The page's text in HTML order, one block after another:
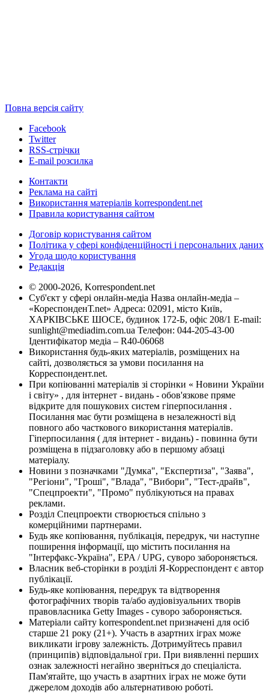
Повна версія сайту
Facebook
Twitter
RSS-стрічки
E-mail розсилка
Контакти
Реклама на сайті
Використання матеріалів korrespondent.net
Правила користування сайтом
Договір користування сайтом
Політика у сфері конфіденційності і персональних даних
Угода щодо користування
Редакція
© 2000-2026, Korrespondent.net
Суб'єкт у сфері онлайн-медіа Назва онлайн-медіа –
«КореспонденТ.net» Адреса: 02091, місто Київ,
ХАРКІВСЬКЕ ШОСЕ, будинок 172-Б, офіс 208/1 E-mail:
sunlight@mediadim.com.ua Телефон: 044-205-43-00
Ідентифікатор медіа – R40-06068
Використання будь-яких матеріалів, розміщених на
сайті, дозволяється за умови посилання на
Корреспондент.net.
При копіюванні матеріалів зі сторінки « Новини України
і світу» , для інтернет - видань - обов'язкове пряме
відкрите для пошукових систем гіперпосилання .
Посилання має бути розміщена в незалежності від
повного або часткового використання матеріалів.
Гіперпосилання ( для інтернет - видань) - повинна бути
розміщена в підзаголовку або в першому абзаці
матеріалу.
Новини з позначками "Думка", "Експертиза", "Заява",
"Регіони", "Гроші", "Влада", "Вибори", "Тест-драйв",
"Спецпроекти", "Промо" публікуються на правах
реклами.
Розділ Спецпроекти створюється спільно з
комерційними партнерами.
Будь яке копіювання, публікація, передрук, чи наступне
поширення інформації, що містить посилання на
"Інтерфакс-Україна", EPA / UPG, суворо забороняється.
Власник веб-сторінки в розділі Я-Корреспондент є автор
публікації.
Будь-яке копіювання, передрук та відтворення
фотографічних творів та/або аудіовізуальних творів
правовласника Getty Images - суворо забороняється.
Матеріали сайту korrespondent.net призначені для осіб
старше 21 року (21+). Участь в азартних іграх може
викликати ігрову залежність. Дотримуйтесь правил
(принципів) відповідальної гри. При виявленні перших
ознак залежності негайно зверніться до спеціаліста.
Пам'ятайте, що участь в азартних іграх не може бути
джерелом доходів або альтернативою роботі.